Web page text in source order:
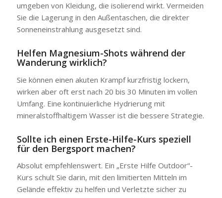
umgeben von Kleidung, die isolierend wirkt. Vermeiden
Sie die Lagerung in den Außentaschen, die direkter
Sonneneinstrahlung ausgesetzt sind.
Helfen Magnesium-Shots während der
Wanderung wirklich?
Sie können einen akuten Krampf kurzfristig lockern,
wirken aber oft erst nach 20 bis 30 Minuten im vollen
Umfang. Eine kontinuierliche Hydrierung mit
mineralstoffhaltigem Wasser ist die bessere Strategie.
Sollte ich einen Erste-Hilfe-Kurs speziell
für den Bergsport machen?
Absolut empfehlenswert. Ein „Erste Hilfe Outdoor“-
Kurs schult Sie darin, mit den limitierten Mitteln im
Gelände effektiv zu helfen und Verletzte sicher zu